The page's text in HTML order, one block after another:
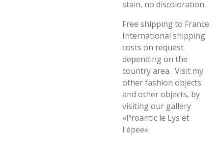
stain, no discoloration.
Free shipping to France.
International shipping
costs on request
depending on the
country area. Visit my
other fashion objects
and other objects, by
visiting our gallery
«Proantic le Lys et
l'épee».